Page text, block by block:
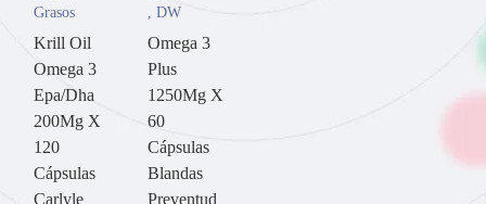
Grasos
Krill Oil
Omega 3
Epa/Dha
200Mg X
120
Cápsulas
Carlyle
, DW
Omega 3
Plus
1250Mg X
60
Cápsulas
Blandas
Preventud